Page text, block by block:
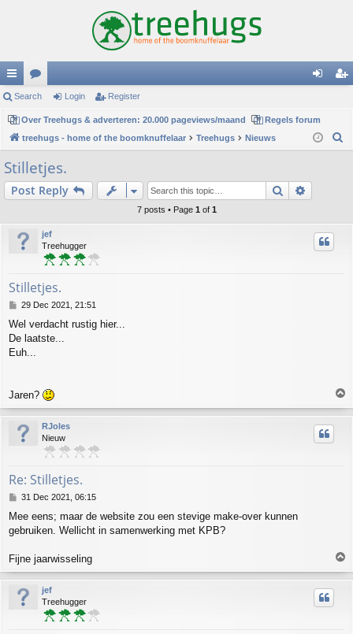
ui
ck
lin
ks
or
u
m
s
in
er
Search Login Register
Over Treehugs & adverteren: 20.000 pageviews/maand
Regels forum
treehugs - home of the boomknuffelaar
Treehugs Nieuws
h
Stilletjes.
Post Reply Search
7 posts • Page 1 of 1
jef
Treehugger
Stilletjes.
P
s
t
29 Dec 2021, 21:51
Wel verdacht rustig hier...
De laatste...
Euh...
Jaren?
o
p
RJoles
Nieuw
Re: Stilletjes.
P
s
t
31 Dec 2021, 06:15
Mee eens; maar de website zou een stevige make-over kunnen
gebruiken. Wellicht in samenwerking met KPB?
Fijne jaarwisseling
o
p
jef
Treehugger